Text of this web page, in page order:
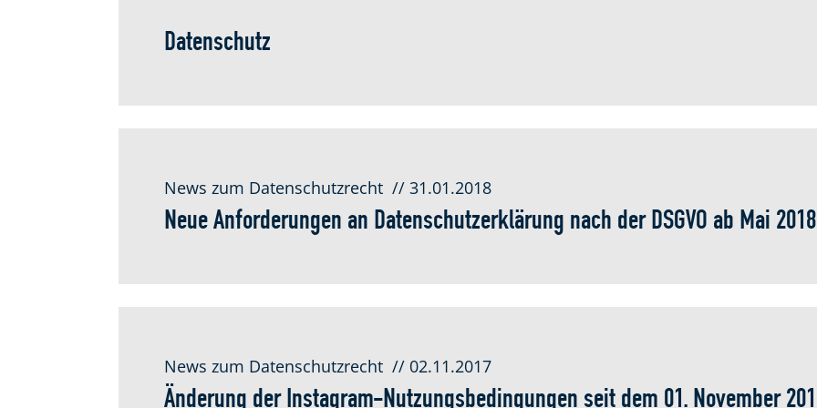
Datenschutz
News zum Datenschutzrecht // 31.01.2018
Neue Anforderungen an Datenschutzerklärung nach der DSGVO ab Mai 2018
News zum Datenschutzrecht // 02.11.2017
Änderung der Instagram-Nutzungsbedingungen seit dem 01. November